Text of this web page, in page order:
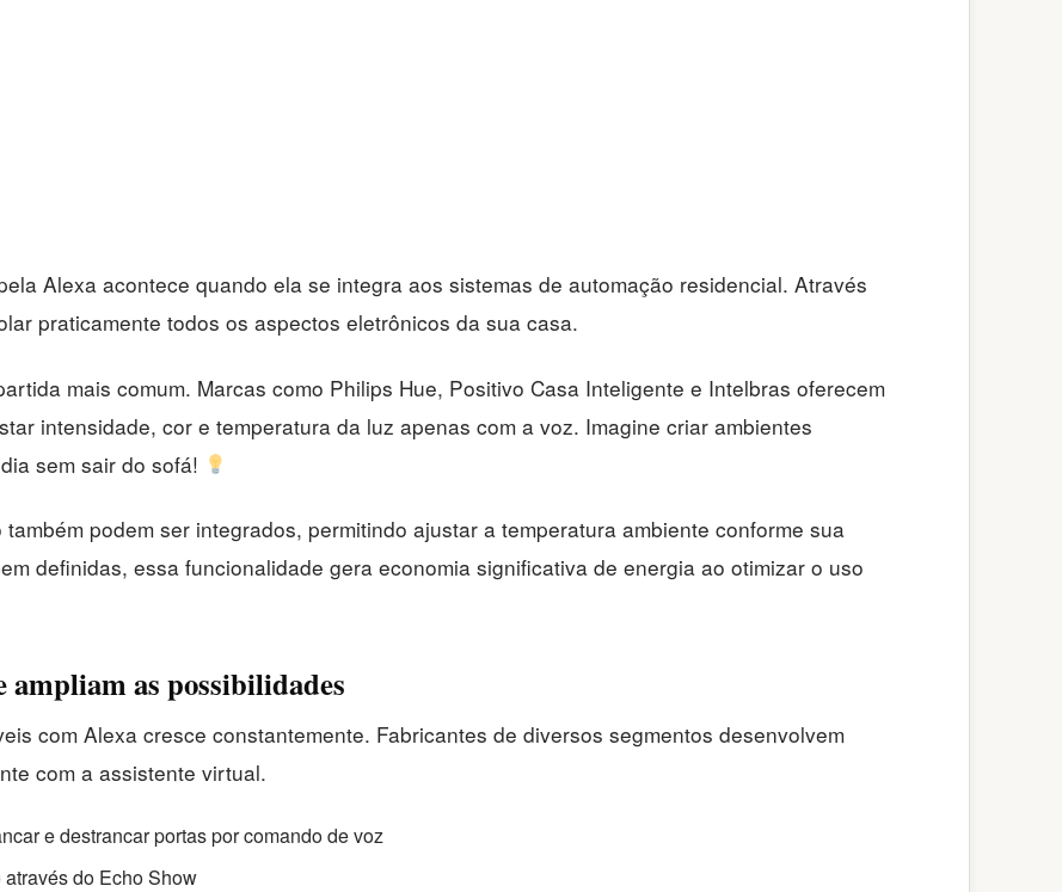
Alexa acontece quando ela se integra aos sistemas de automação residencial. Através
praticamente todos os aspectos eletrônicos da sua casa.
mais comum. Marcas como Philips Hue, Positivo Casa Inteligente e Intelbras oferecem
intensidade, cor e temperatura da luz apenas com a voz. Imagine criar ambientes
sem sair do sofá!
podem ser integrados, permitindo ajustar a temperatura ambiente conforme sua
definidas, essa funcionalidade gera economia significativa de energia ao otimizar o uso
ampliam as possibilidades
com Alexa cresce constantemente. Fabricantes de diversos segmentos desenvolvem
com a assistente virtual.
e destrancar portas por comando de voz
do Echo Show